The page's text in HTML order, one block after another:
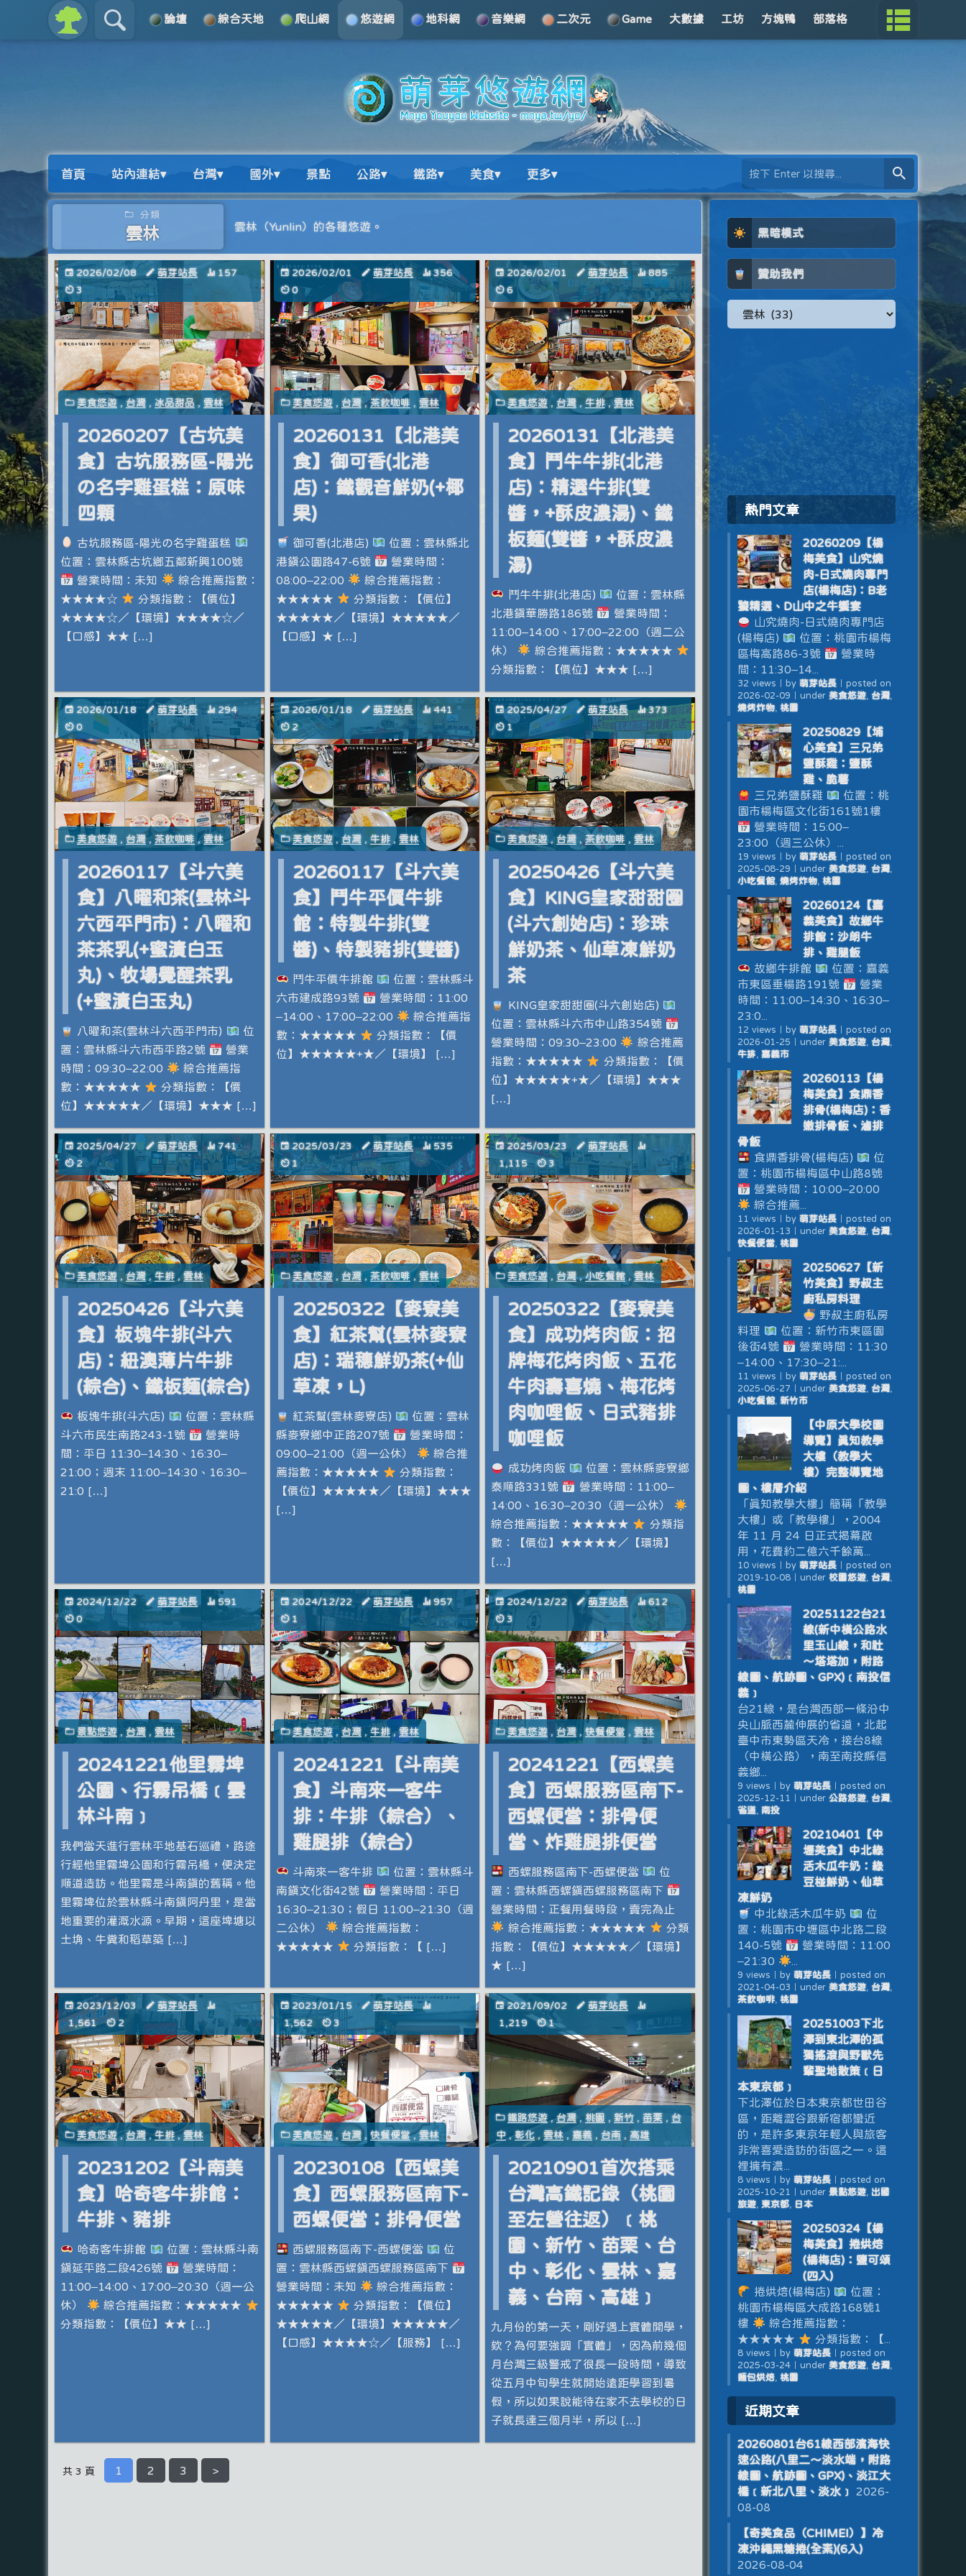
論壇 綜合天地 爬山網 悠遊網 地科網 音樂網 二次元 Game 大數據 工坊 方塊鴨 部落格
首頁 站內連結▾ 台灣▾ 國外▾ 景點 公路▾ 鐵路▾ 美食▾ 更多▾
分類
雲林 雲林（Yunlin）的各種悠遊。
2026/02/08 萌芽站長
157
3
美食悠遊,台灣 ,冰品甜品 ,雲林
20260207【古坑美
食】古坑服務區-陽光
の名字雞蛋糕：原味
四顆
古坑服務區-陽光の名字雞蛋糕
位置：雲林縣古坑鄉五鄰新興100號
營業時間：未知
綜合推薦指數：
★★★★☆
分類指數：【價位】
★★★★☆／【環境】★★★★☆／
【口感】★★ […]
2026/02/01 萌芽站長
356
0
美食悠遊, 台灣,茶飲咖啡 雲林
20260131【北港美
食】御可香(北港
店)：鐵觀音鮮奶(+椰
果)
御可香(北港店)
位置：雲林縣北
港鎮公園路47-6號
營業時間：
08:00–22:00
綜合推薦指數：
★★★★★
分類指數：【價位】
★★★★★／【環境】★★★★★／
【口感】★ […]
2026/02/01 萌芽站長
885
6
美食悠遊 ,台灣 ,牛排,雲林
20260131【北港美
食】鬥牛牛排(北港
店)：精選牛排(雙
醬，+酥皮濃湯)、鐵
板麵(雙醬，+酥皮濃
湯)
鬥牛牛排(北港店)
位置：雲林縣
北港鎮華勝路186號
營業時間：
11:00–14:00、17:00–22:00（週二公
休）
綜合推薦指數：★★★★★
分類指數：【價位】★★★ […]
2026/01/18 萌芽站長
294
0
美食悠遊 ,台灣,茶飲咖啡 ,雲林
20260117【斗六美
食】八曜和茶(雲林斗
六西平門市)：八曜和
茶茶乳(+蜜漬白玉
丸)、牧場覺醒茶乳
(+蜜漬白玉丸)
八曜和茶(雲林斗六西平門市)
位
置：雲林縣斗六市西平路2號
營業
時間：09:30–22:00
綜合推薦指
數：★★★★★
分類指數：【價
位】★★★★★／【環境】★★★ […]
2026/01/18 萌芽站長
441
2
美食悠遊, 台灣,牛排, 雲林
20260117【斗六美
食】鬥牛平價牛排
館：特製牛排(雙
醬)、特製豬排(雙醬)
鬥牛平價牛排館
位置：​雲林縣斗
六市建成路93號
營業時間：11:00
–14:00、17:00–22:00
綜合推薦指
數：★★★★★
分類指數：【價
位】★★★★★+★／【環境】 […]
2025/04/27 萌芽站長
373
1
美食悠遊 ,台灣 ,茶飲咖啡 , 雲林
20250426【斗六美
食】KING皇家甜甜圈
(斗六創始店)：珍珠
鮮奶茶、仙草凍鮮奶
茶
KING皇家甜甜圈(斗六創始店)
位置：雲林縣斗六市中山路354號
營業時間：09:30–23:00
綜合推薦
指數：★★★★★
分類指數：【價
位】★★★★★+★／【環境】★★★
[…]
2025/04/27 萌芽站長
741
2
美食悠遊 ,台灣,牛排 ,雲林
20250426【斗六美
食】板塊牛排(斗六
店)：紐澳薄片牛排
(綜合)、鐵板麵(綜合)
板塊牛排(斗六店)
位置：雲林縣
斗六市民生南路243-1號
營業時
間：平日 11:30–14:30、16:30–
21:00；週末 11:00–14:30、16:30–
21:0 […]
2025/03/23 萌芽站長
535
1
美食悠遊, 台灣, 茶飲咖啡 , 雲林
20250322【麥寮美
食】紅茶幫(雲林麥寮
店)：瑞穗鮮奶茶(+仙
草凍，L)
紅茶幫(雲林麥寮店)
位置：雲林
縣麥寮鄉中正路207號
營業時間：
09:00–21:00（週一公休）
綜合推
薦指數：★★★★★
分類指數：
【價位】★★★★★／【環境】★★★
[…]
2025/03/23
萌芽站長
1,115
3
美食悠遊 ,台灣,小吃餐館 ,雲林
20250322【麥寮美
食】成功烤肉飯：招
牌梅花烤肉飯、五花
牛肉壽喜燒、梅花烤
肉咖哩飯、日式豬排
咖哩飯
成功烤肉飯
位置：雲林縣麥寮鄉
泰順路331號
營業時間：11:00–
14:00、16:30–20:30（週一公休）
綜合推薦指數：★★★★★
分類指
數：【價位】★★★★★／【環境】
[…]
2024/12/22 萌芽站長
591
0
景點悠遊 ,台灣 ,雲林
20241221他里霧埤
公園、行霧吊橋﹝雲
林斗南﹞
我們當天進行雲林平地基石巡禮，路途
行經他里霧埤公園和行霧吊橋，便決定
順道造訪。他里霧是斗南鎮的舊稱。他
里霧埤位於雲林縣斗南鎮阿丹里，是當
地重要的灌溉水源。早期，這座埤塘以
土埆、牛糞和稻草築 […]
2024/12/22 萌芽站長
957
1
美食悠遊,台灣, 牛排,雲林
20241221【斗南美
食】斗南來一客牛
排：牛排（綜合）、
雞腿排（綜合）
斗南來一客牛排
位置：雲林縣斗
南鎮文化街42號
營業時間：平日
16:30–21:30；假日 11:00–21:30（週
二公休）
綜合推薦指數：
★★★★★
分類指數：【 […]
2024/12/22 萌芽站長
612
3
美食悠遊 ,台灣 ,快餐便當 ,雲林
20241221【西螺美
食】西螺服務區南下-
西螺便當：排骨便
當、炸雞腿排便當
西螺服務區南下-西螺便當
位
置：雲林縣西螺鎮西螺服務區南下
營業時間：正餐用餐時段，賣完為止
綜合推薦指數：★★★★★
分類
指數：【價位】★★★★★／【環境】
★ […]
2023/12/03
萌芽站長
1,561
2
美食悠遊 ,台灣,牛排,雲林
20231202【斗南美
食】哈奇客牛排館：
牛排、豬排
哈奇客牛排館
位置：雲林縣斗南
鎮延平路二段426號
營業時間：
11:00–14:00、17:00–20:30（週一公
休）
綜合推薦指數：★★★★★
分類指數：【價位】★★ […]
2023/01/15
萌芽站長
1,562
3
美食悠遊, 台灣,快餐便當,雲林
20230108【西螺美
食】西螺服務區南下-
西螺便當：排骨便當
西螺服務區南下-西螺便當
位
置：雲林縣西螺鎮西螺服務區南下
營業時間：未知
綜合推薦指數：
★★★★★
分類指數：【價位】
★★★★★／【環境】★★★★★／
【口感】★★★★☆／【服務】 […]
2021/09/02
萌芽站長
1,219
1
鐵路悠遊 ,台灣, 桃園 ,新竹 , 苗栗 ,台
中,彰化 ,雲林, 嘉義 ,台南 ,高雄
20210901首次搭乘
台灣高鐵記錄（桃園
至左營往返）﹝桃
園、新竹、苗栗、台
中、彰化、雲林、嘉
義、台南、高雄﹞
九月份的第一天，剛好遇上實體開學，
欸？為何要強調「實體」，因為前幾個
月台灣三級警戒了很長一段時間，導致
從五月中旬學生就開始遠距學習到暑
假，所以如果說能待在家不去學校的日
子就長達三個月半，所以 […]
共 3 頁 1 2 3 >
黑暗模式
贊助我們
熱門文章
20260209【楊
梅美食】山究燒
肉-日式燒肉專門
店(楊梅店)：B老
饕精選、D山中之牛饗宴
山究燒肉-日式燒肉專門店
(楊梅店)
位置：桃園市楊梅
區梅高路86-3號
營業時
間：11:30–14...
32 views by 萌芽站長｜ posted on
2026-02-09
under 美食悠遊, 台灣,
燒烤炸物, 桃園
20250829【埔
心美食】三兄弟
鹽酥雞：鹽酥
雞、脆薯
三兄弟鹽酥雞
位置：桃
園市楊梅區文化街161號1樓
營業時間：15:00–
23:00（週三公休）...
19 views by 萌芽站長｜ posted on
2025-08-29
under 美食悠遊, 台灣,
小吃餐館, 燒烤炸物, 桃園
20260124【嘉
義美食】故鄉牛
排館：沙朗牛
排、雞腿飯
故鄉牛排館
位置：嘉義
市東區垂楊路191號
營業
時間：11:00–14:30、16:30–
23:0...
12 views by 萌芽站長｜ posted on
2026-01-25
under 美食悠遊, 台灣,
牛排
嘉義市
20260113【楊
梅美食】食鼎香
排骨(楊梅店)：香
嫩排骨飯、滷排
骨飯
食鼎香排骨(楊梅店)
位
置：桃園市楊梅區中山路8號
營業時間：10:00–20:00
綜合推薦...
11 views by 萌芽站長｜ posted on
2026-01-13
under 美食悠遊, 台灣,
快餐便當, 桃園
20250627【新
竹美食】野叔主
廚私房料理
野叔主廚私房
料理
位置：新竹市東區園
後街4號
營業時間：11:30
–14:00、17:30–21:...
11 views by 萌芽站長｜ posted on
2025-06-27
under 美食悠遊, 台灣,
小吃餐館, 新竹市
【中原大學校園
導覽】真知教學
大樓（教學大
樓）完整導覽地
圖、樓層介紹
「真知教學大樓」簡稱「教學
大樓」或「教學樓」，2004
年 11 月 24 日正式揭幕啟
用，花費約二億六千餘萬...
10 views by 萌芽站長｜ posted on
2019-10-08｜ under 校園悠遊, 台灣,
桃園
20251122台21
線(新中橫公路水
里玉山線，和社
～塔塔加，附路
線圖、航跡圖、GPX)﹝南投信
義﹞
台21線，是台灣西部一條沿中
央山脈西麓伸展的省道，北起
臺中市東勢區天冷，接台8線
（中橫公路），南至南投縣信
義鄉...
9 views by 萌芽站長｜ posted on
2025-12-11
under 公路悠遊, 台灣,
省道, 南投
20210401【中
壢美食】中北綠
活木瓜牛奶：綠
豆椪鮮奶、仙草
凍鮮奶
中北綠活木瓜牛奶
位
置：桃園市中壢區中北路二段
140-5號
營業時間：11:00
–21:30
9 views by 萌芽站長｜ posted on
2021-04-03
under 美食悠遊, 台灣,
茶飲咖啡, 桃園
20251003下北
澤到東北澤的孤
獨搖滾與野獸先
輩聖地散策﹝日
本東京都﹞
下北澤位於日本東京都世田谷
區，距離澀谷跟新宿都蠻近
的，是許多東京年輕人與旅客
非常喜愛造訪的街區之一。這
裡擁有濃...
8 views by 萌芽站長｜ posted on
2025-10-21
under 景點悠遊, 出國
旅遊, 東京都, 日本
20250324【楊
梅美食】捲烘焙
(楊梅店)：鹽可頌
(四入)
捲烘焙(楊梅店)
位置：
桃園市楊梅區大成路168號1
樓
綜合推薦指數：
★★★★★
分類指數：【...
8 views by 萌芽站長｜ posted on
2025-03-24｜ under 美食悠遊, 台灣,
麵包烘焙, 桃園
近期文章
20260801台61線西部濱海快
速公路(八里二～淡水端，附路
線圖、航跡圖、GPX)、淡江大
橋﹝新北八里、淡水﹞
2026-
08-08
【奇美食品（CHIMEI）】冷
凍沖繩黑糖捲(全素)(6入)
2026-08-04